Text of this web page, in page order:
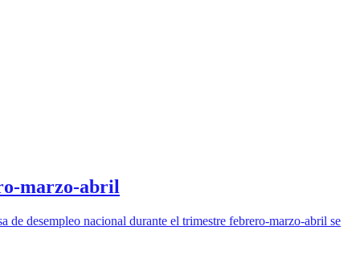
marzo-abril
desempleo nacional durante el trimestre febrero-marzo-abril se